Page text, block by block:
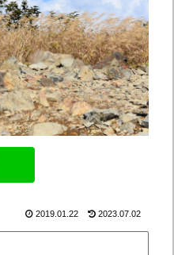
2019.01.22 2023.07.02